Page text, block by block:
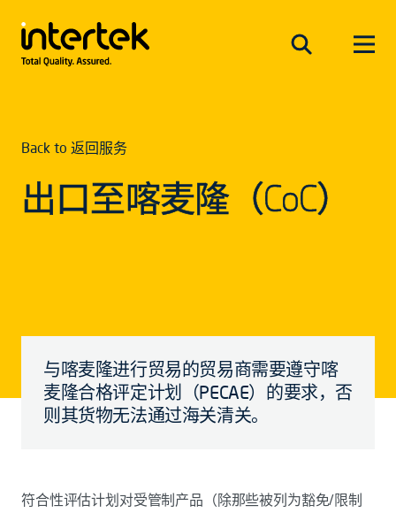
Back to 返回服务
出口至喀麦隆（CoC）
与喀麦隆进行贸易的贸易商需要遵守喀
麦隆合格评定计划（PECAE）的要求，否
则其货物无法通过海关清关。
符合性评估计划对受管制产品（除那些被列为豁免/限制